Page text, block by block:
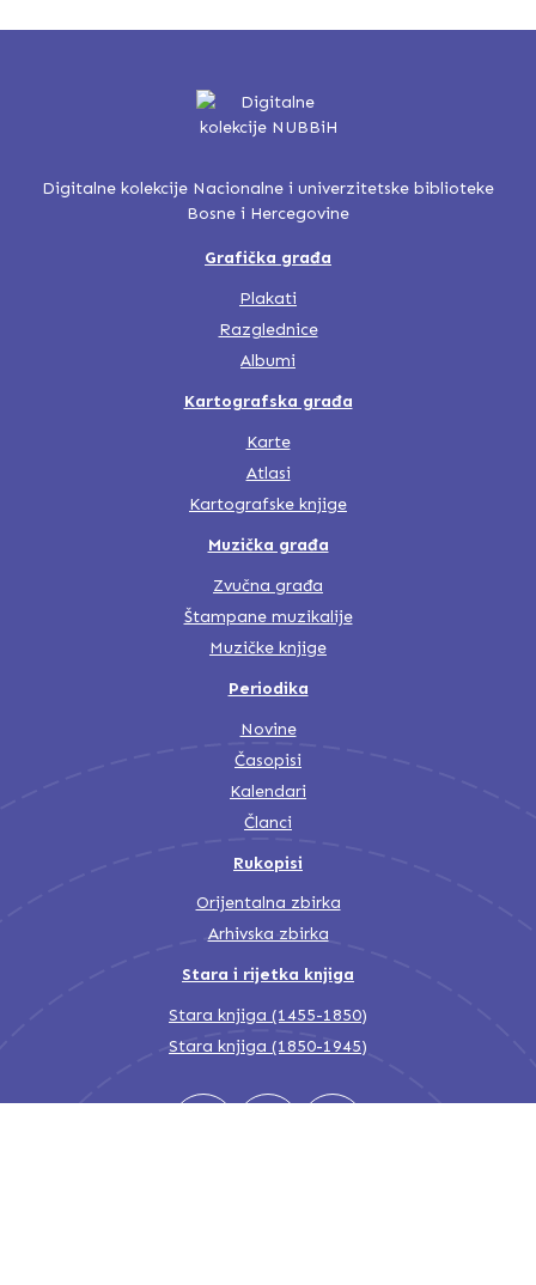
Digitalne kolekcije Nacionalne i univerzitetske biblioteke
Bosne i Hercegovine
Grafička građa
Plakati
Razglednice
Albumi
Kartografska građa
Karte
Atlasi
Kartografske knjige
Muzička građa
Zvučna građa
Štampane muzikalije
Muzičke knjige
Periodika
Novine
Časopisi
Kalendari
Članci
Rukopisi
Orijentalna zbirka
Arhivska zbirka
Stara i rijetka knjiga
Stara knjiga (1455-1850)
Stara knjiga (1850-1945)